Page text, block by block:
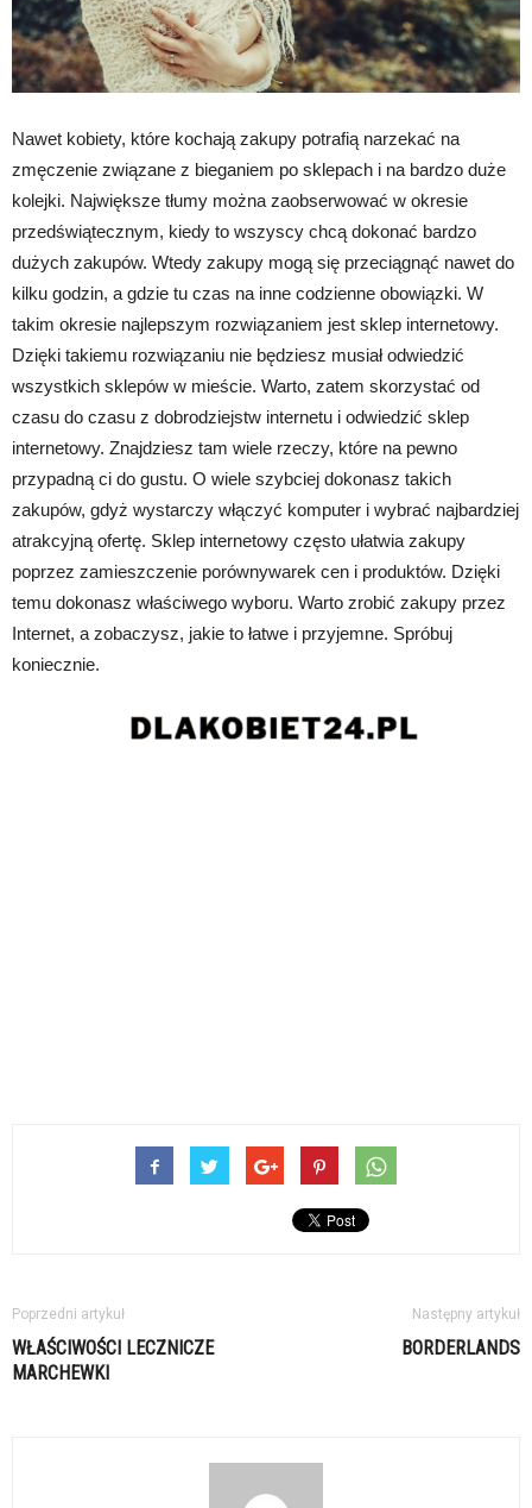
Nawet kobiety, które kochają zakupy potrafią narzekać na
zmęczenie związane z bieganiem po sklepach i na bardzo duże
kolejki. Największe tłumy można zaobserwować w okresie
przedświątecznym, kiedy to wszyscy chcą dokonać bardzo
dużych zakupów. Wtedy zakupy mogą się przeciągnąć nawet do
kilku godzin, a gdzie tu czas na inne codzienne obowiązki. W
takim okresie najlepszym rozwiązaniem jest sklep internetowy.
Dzięki takiemu rozwiązaniu nie będziesz musiał odwiedzić
wszystkich sklepów w mieście. Warto, zatem skorzystać od
czasu do czasu z dobrodziejstw internetu i odwiedzić sklep
internetowy. Znajdziesz tam wiele rzeczy, które na pewno
przypadną ci do gustu. O wiele szybciej dokonasz takich
zakupów, gdyż wystarczy włączyć komputer i wybrać najbardziej
atrakcyjną ofertę. Sklep internetowy często ułatwia zakupy
poprzez zamieszczenie porównywarek cen i produktów. Dzięki
temu dokonasz właściwego wyboru. Warto zrobić zakupy przez
Internet, a zobaczysz, jakie to łatwe i przyjemne. Spróbuj
koniecznie.
Poprzedni artykuł
WŁAŚCIWOŚCI LECZNICZE
MARCHEWKI
Następny artykuł
BORDERLANDS